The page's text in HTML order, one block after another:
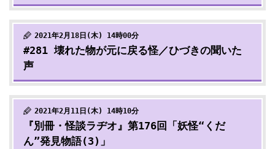
2021年2月18日(木) 14時00分
#281 壊れた物が元に戻る怪／ひづきの聞いた
声
2021年2月11日(木) 14時10分
『別冊・怪談ラヂオ』第176回「妖怪“くだ
ん”発見物語(3)」